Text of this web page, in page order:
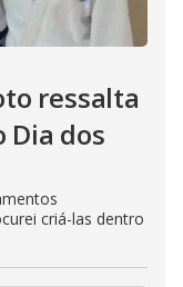
ressalta
Dia dos
criá-las dentro